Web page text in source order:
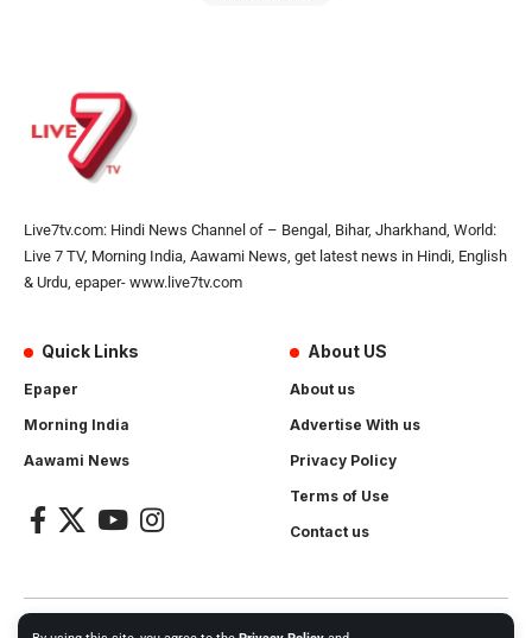
Live7tv.com: Hindi News Channel of – Bengal, Bihar, Jharkhand, World:
Live 7 TV, Morning India, Aawami News, get latest news in Hindi, English
& Urdu, epaper- www.live7tv.com
Quick Links
Epaper
Morning India
Aawami News
About US
About us
Advertise With us
Privacy Policy
Terms of Use
Contact us